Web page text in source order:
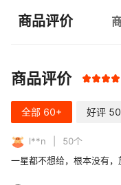
商品评价
商品评价
全部 60+ 好评
l**n 50个
一星都不想给，根本没有